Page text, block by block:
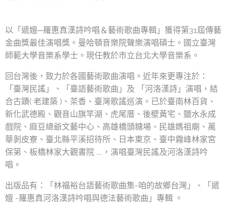
以「遞嬗─羅惠真漢詩吟唱＆藝術歌曲專輯」獲得第31屆傳藝
金曲獎最佳演唱獎。曼哈頓音樂院聲樂演唱碩士。國立臺灣
師範大學音樂系學士。現任教於市立台北大學音樂系。
回台灣後，致力於各國藝術歌曲演唱。近年來更專注於：
「臺灣民謠」、「臺語藝術歌曲」及 「河洛漢詩」演唱，結
合古蹟( 老建築 )、茶香、臺灣歌謠巡演。已於臺南林百貨、
新化武德殿、觀音山旗竿湖、虎尾厝、後壁黃宅、鹽水永成
戲院、麻豆總爺文藝中心、高雄橋頭糖場、民雄媽祖廟、萬
華剝皮寮、臺北縣平溪招待所、日本東京、臺中霧峰林家宮
保第、板橋林家大觀書院 ....，演唱臺灣民謠及河洛漢詩吟
唱。
出版品有：「林福裕台語藝術歌曲集-咱的故鄉台灣」、「遞
嬗 -羅惠真河洛漢詩吟唱與德法藝術歌曲」專輯 。